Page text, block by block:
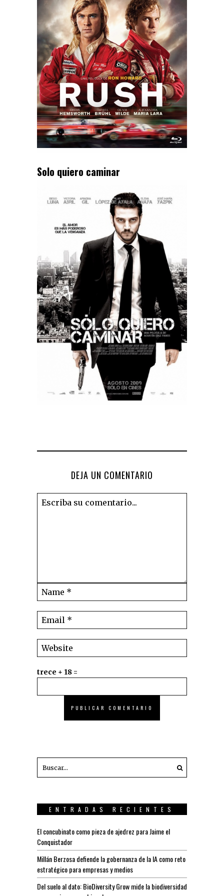
Solo quiero caminar
DEJA UN COMENTARIO
trece + 18 =
ENTRADAS RECIENTES
El concubinato como pieza de ajedrez para Jaime el
Conquistador
Millán Berzosa defiende la gobernanza de la IA como reto
estratégico para empresas y medios
Del suelo al dato: BioDiversity Grow mide la biodiversidad